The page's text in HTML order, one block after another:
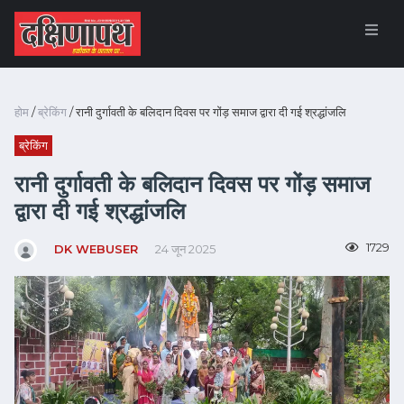
होम/ब्रेकिंग/ रानी दुर्गावती के बलिदान दिवस पर गोंड़ समाज द्वारा दी गई श्रद्धांजलि
ब्रेकिंग
रानी दुर्गावती के बलिदान दिवस पर गोंड़ समाज
द्वारा दी गई श्रद्धांजलि
DK WEBUSER 24 जून 2025 1729